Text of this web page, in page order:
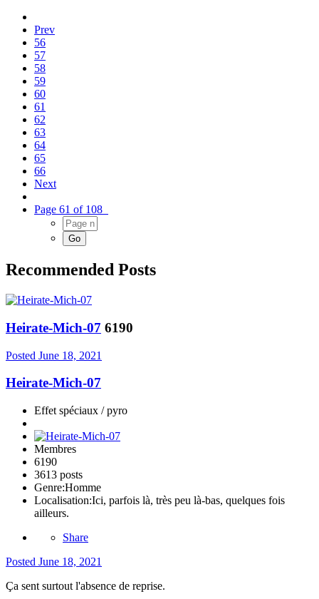
Prev
56
57
58
59
60
61
62
63
64
65
66
Next
Page 61 of 108
Recommended Posts
Heirate-Mich-07 6190
Posted June 18, 2021
Heirate-Mich-07
Effet spéciaux / pyro
Membres
6190
3613 posts
Genre:Homme
Localisation:Ici, parfois là, très peu là-bas, quelques fois
ailleurs.
Share
Posted June 18, 2021
Ça sent surtout l'absence de reprise.